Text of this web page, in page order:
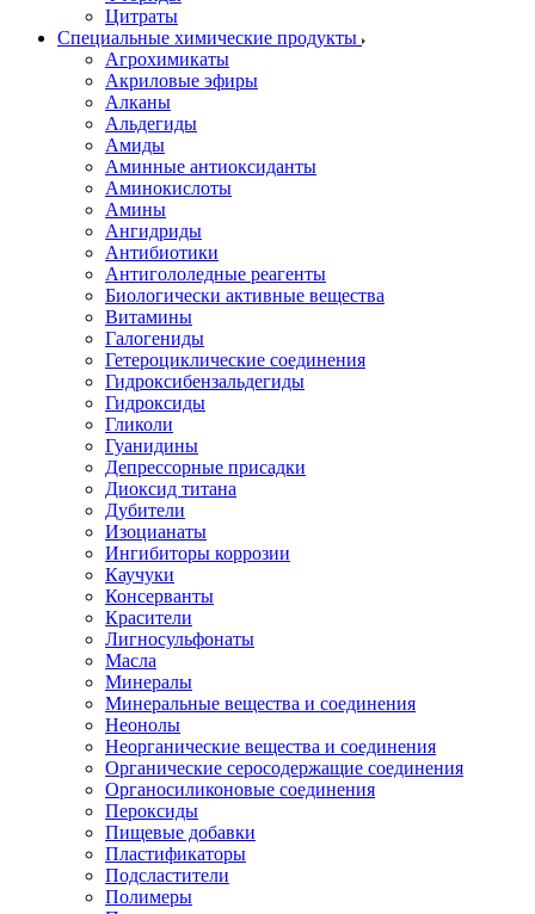
Цитраты
Специальные химические продукты
Агрохимикаты
Акриловые эфиры
Алканы
Альдегиды
Амиды
Аминные антиоксиданты
Аминокислоты
Амины
Ангидриды
Антибиотики
Антигололедные реагенты
Биологически активные вещества
Витамины
Галогениды
Гетероциклические соединения
Гидроксибензальдегиды
Гидроксиды
Гликоли
Гуанидины
Депрессорные присадки
Диоксид титана
Дубители
Изоцианаты
Ингибиторы коррозии
Каучуки
Консерванты
Красители
Лигносульфонаты
Масла
Минералы
Минеральные вещества и соединения
Неонолы
Неорганические вещества и соединения
Органические серосодержащие соединения
Органосиликоновые соединения
Пероксиды
Пищевые добавки
Пластификаторы
Подсластители
Полимеры